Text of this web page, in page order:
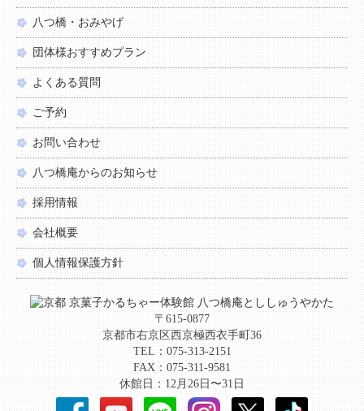
八つ橋・おみやげ
団体様おすすめプラン
よくある質問
ご予約
お問い合わせ
八つ橋庵からのお知らせ
採用情報
会社概要
個人情報保護方針
〒615-0877
京都市右京区西京極西衣手町36
TEL：075-313-2151
FAX：075-311-9581
休館日：12月26日〜31日